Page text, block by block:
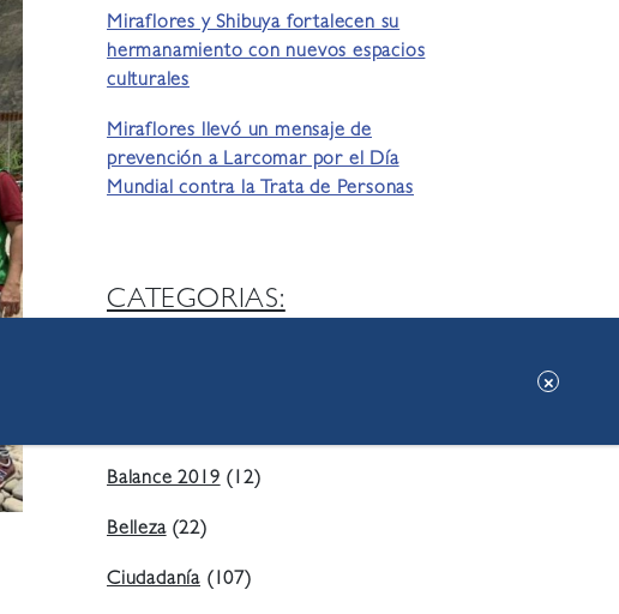
Miraflores y Shibuya fortalecen su
hermanamiento con nuevos espacios
culturales
Miraflores llevó un mensaje de
prevención a Larcomar por el Día
Mundial contra la Trata de Personas
CATEGORIAS:
Balance 2019(12)
Belleza(22)
Ciudadanía (107)